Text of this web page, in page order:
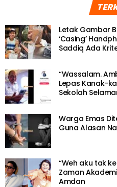
Letak Gambar
‘Casing’
Saddiq Ada
“Wassalam.
Lepas Kanak-
Sekolah
Warga Emas
Guna Alasan
“Weh aku tak
Zaman
Amdan